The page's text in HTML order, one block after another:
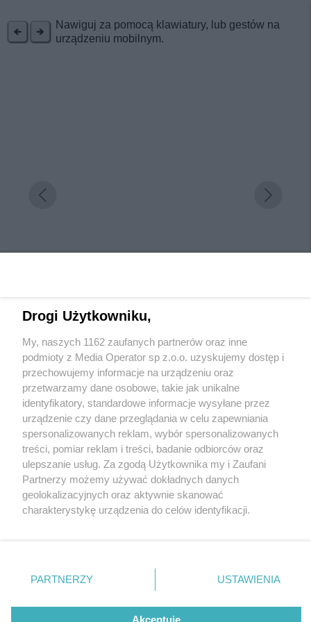
Nawiguj za pomocą klawiatury, lub gestów na
urządzeniu mobilnym.
Propozycje Ślązaga na każdą porę roku
Wydawca mediów lokalnych
Nie zapomnij
zapoznać się z:
polityką prywatności regulamin korzystania z portali
Twojemiasto
Piekary Śląskie
Chorzów
Tarnowskie Góry
Gliwice
Skontakuj sięz nami
Kontakt
Wydawca
Redakcja
Drogi Użytkowniku,
My, naszych 1162 zaufanych partnerów oraz inne
podmioty z Media Operator sp z.o.o. uzyskujemy dostęp i
przechowujemy informacje na urządzeniu oraz
przetwarzamy dane osobowe, takie jak unikalne
identyfikatory, standardowe informacje wysyłane przez
urządzenie czy dane przeglądania w celu zapewniania
spersonalizowanych reklam, wybór spersonalizowanych
treści, pomiar reklam i treści, badanie odbiorców oraz
ulepszanie usług. Za zgodą Użytkownika my i Zaufani
Partnerzy możemy używać dokładnych danych
geolokalizacyjnych oraz aktywnie skanować
charakterystykę urządzenia do celów identyfikacji.
zmienić/wycofać klikając przycisk ustawień prywatności
znajdujący się w lewym dolnym rogu strony
rodzaje przetwarzania danych nie wymagają zgody
użytkownika, ale masz prawo sprzeciwić się takiemu
PARTNERZY USTAWIENIA
Akceptuję